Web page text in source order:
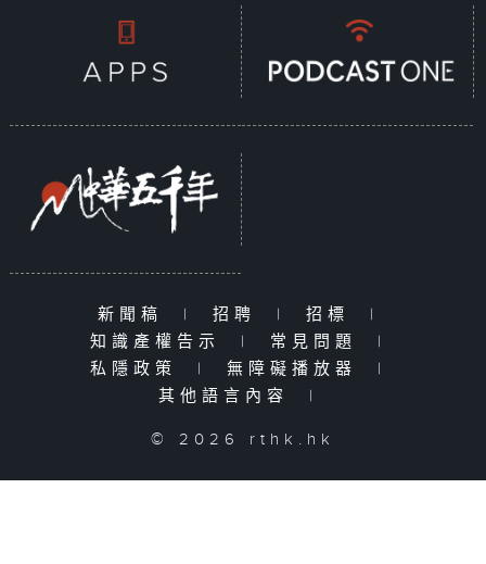
新聞稿 | 招聘 | 招標
|
知識產權告示
| 常見問題
|
私隱政策
| 無障礙播放器
|
其他語言內容
|
© 2026 rthk.hk